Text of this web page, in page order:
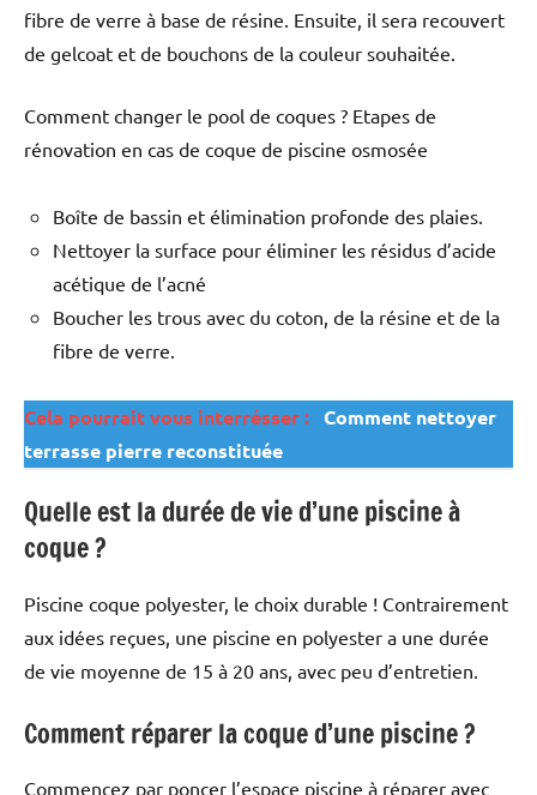
fibre de verre à base de résine. Ensuite, il sera recouvert
de gelcoat et de bouchons de la couleur souhaitée.
Comment changer le pool de coques ? Etapes de
rénovation en cas de coque de piscine osmosée
Boîte de bassin et élimination profonde des plaies.
Nettoyer la surface pour éliminer les résidus d’acide
acétique de l’acné
Boucher les trous avec du coton, de la résine et de la
fibre de verre.
Cela pourrait vous interrésser : Comment nettoyer
terrasse pierre reconstituée
Quelle est la durée de vie d’une piscine à
coque ?
Piscine coque polyester, le choix durable ! Contrairement
aux idées reçues, une piscine en polyester a une durée
de vie moyenne de 15 à 20 ans, avec peu d’entretien.
Comment réparer la coque d’une piscine ?
Commencez par poncer l’espace piscine à réparer avec